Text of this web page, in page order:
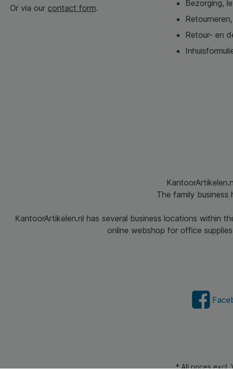
Or via our contact form.
Bezorging,
Retour- en
The family
KantoorArtikelen.nl has several business locations within
online webshop for office
* All prices excl.